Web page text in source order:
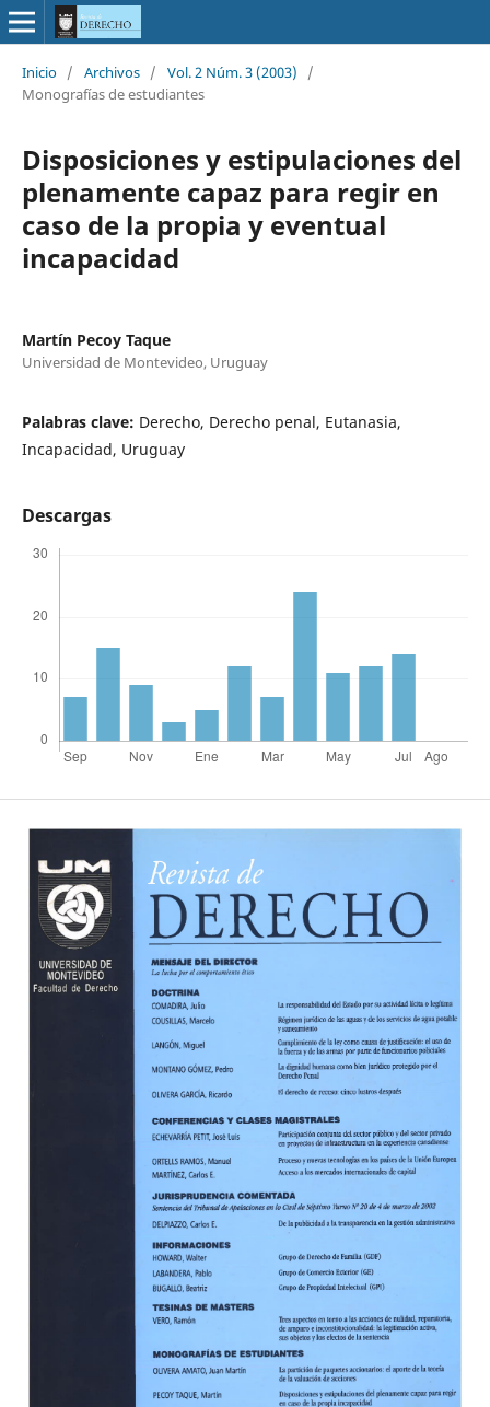
Inicio / Archivos / Vol. 2 Núm. 3 (2003)
/
Monografías de estudiantes
Disposiciones y estipulaciones del
plenamente capaz para regir en
caso de la propia y eventual
incapacidad
Martín Pecoy Taque
Universidad de Montevideo, Uruguay
Palabras clave: Derecho, Derecho penal, Eutanasia,
Incapacidad, Uruguay
Descargas